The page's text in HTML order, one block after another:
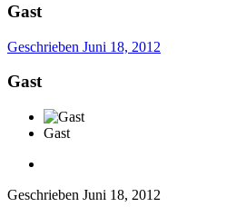
Gast
Geschrieben Juni 18, 2012
Gast
Gast
Geschrieben Juni 18, 2012